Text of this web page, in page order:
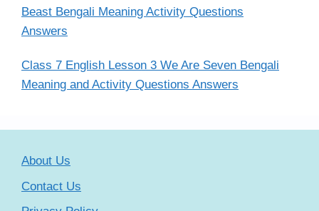
Beast Bengali Meaning Activity Questions
Answers
Class 7 English Lesson 3 We Are Seven Bengali
Meaning and Activity Questions Answers
About Us
Contact Us